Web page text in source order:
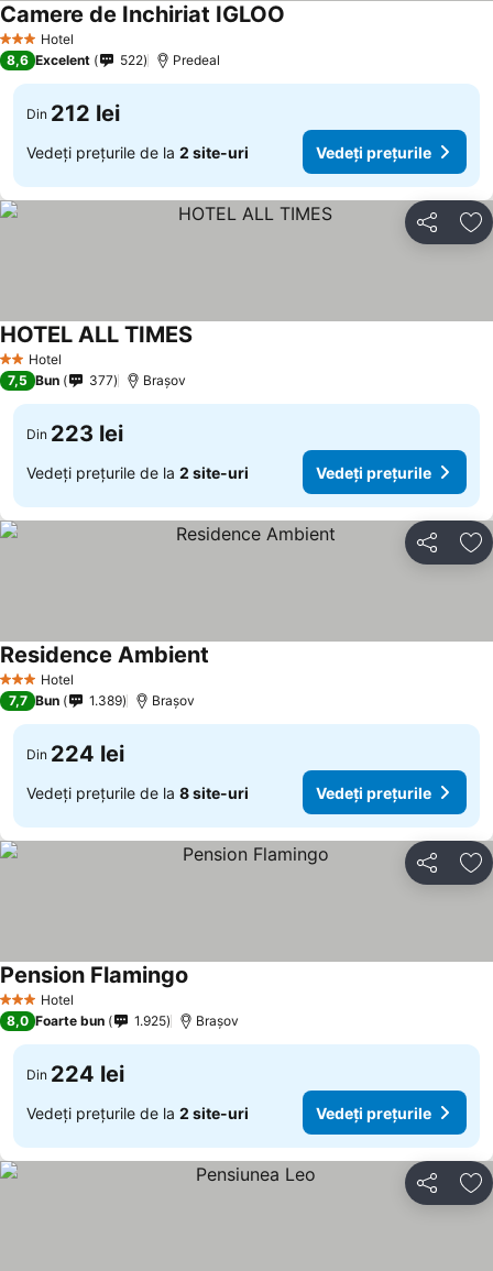
3 SteleHotel
Camere de Inchiriat IGLOO
8,6 Excelent 522 Predeal
Din 212 lei
Vedeți prețurile de la 2 site-uri Vedeți prețurile
Distribuiți
2 SteleHotel
HOTEL ALL TIMES
7,5 Bun 377 Brașov
Din 223 lei
Vedeți prețurile de la 2 site-uri Vedeți prețurile
Distribuiți
3 SteleHotel
Residence Ambient
7,7 Bun 1.389 Brașov
Din 224 lei
Vedeți prețurile de la 8 site-uri Vedeți prețurile
Distribuiți
3 SteleHotel
Pension Flamingo
8,0 Foarte bun 1.925 Brașov
Din 224 lei
Vedeți prețurile de la 2 site-uri Vedeți prețurile
Distribuiți